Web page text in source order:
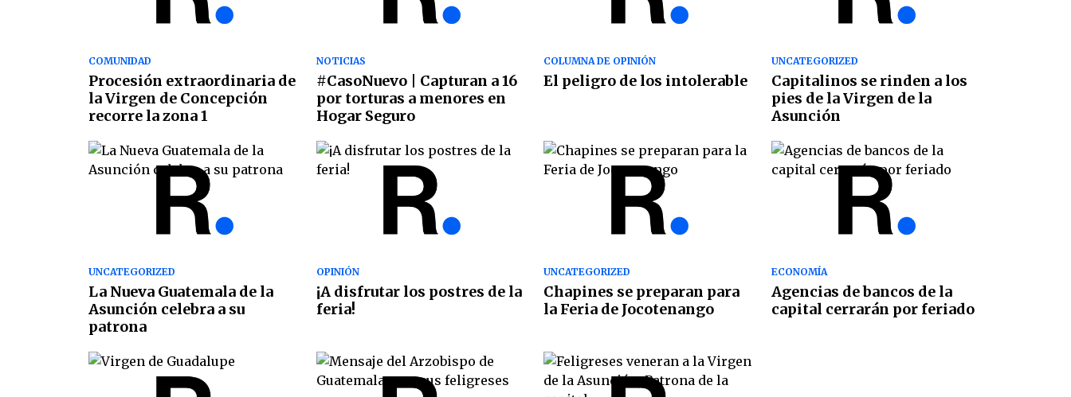
COMUNIDAD
Procesión extraordinaria de
la Virgen de Concepción
recorre la zona 1
NOTICIAS
#CasoNuevo | Capturan a 16
por torturas a menores en
Hogar Seguro
COLUMNA DE OPINIÓN
El peligro de los intolerable
UNCATEGORIZED
Capitalinos se rinden a los
pies de la Virgen de la
Asunción
UNCATEGORIZED
La Nueva Guatemala de la
Asunción celebra a su
patrona
OPINIÓN
¡A disfrutar los postres de la
feria!
UNCATEGORIZED
Chapines se preparan para
la Feria de Jocotenango
ECONOMÍA
Agencias de bancos de la
capital cerrarán por feriado